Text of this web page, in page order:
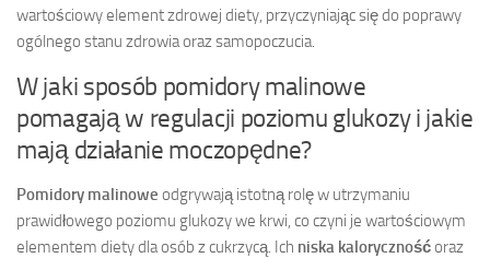
wartościowy element zdrowej diety, przyczyniając się do poprawy
ogólnego stanu zdrowia oraz samopoczucia.
W jaki sposób pomidory malinowe
pomagają w regulacji poziomu glukozy i jakie
mają działanie moczopędne?
Pomidory malinowe odgrywają istotną rolę w utrzymaniu
prawidłowego poziomu glukozy we krwi, co czyni je wartościowym
elementem diety dla osób z cukrzycą. Ich niska kalorycznośćoraz